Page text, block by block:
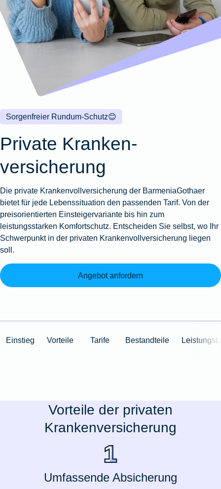
Wohnungsschutzbrief
Zur
Produktübersicht
Gewässerschadenhaftpflicht
Zur
Produktübersicht
Reisehaftpflichtversicherung
Produktübersicht
Zur
Produktübersicht
Zur
Produktübersicht
Zur
Produktübersicht
Montageversicherung
Zur
Gruppenunfall für
Betriebe
Produktübersicht
Kunstversicherung
Ausstellungsversicherung
Oldtimersammlungsversicherung
Zur
😊
Sorgenfreier Rundum-Schutz
Private Kranken­
versicherung
Die private Krankenvollversicherung der BarmeniaGothaer
bietet für jede Lebenssituation den passenden Tarif. Von der
preisorientierten Einsteigervariante bis hin zum
leistungsstarken Komfortschutz. Entscheiden Sie selbst, wo Ihr
Schwerpunkt in der privaten Krankenvollversicherung liegen
soll.
Angebot anfordern
Einstieg Vorteile Tarife Bestandteile
Vorteile der privaten
Krankenversicherung
Umfassende Absicherung